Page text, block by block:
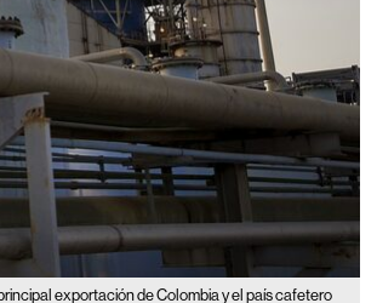
exportación de Colombia y el país cafetero